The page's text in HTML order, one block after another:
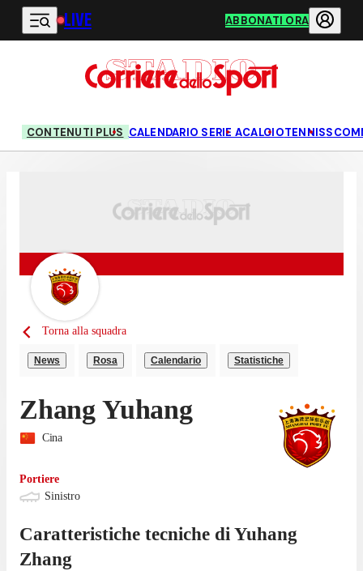
Vai al contenuto principale
LIVE ABBONATI ORA
CONTENUTI PLUS CALENDARIO SERIE ACALCIOTENNIS
Torna alla squadra
News Rosa Calendario Statistiche
Zhang Yuhang
Cina
Portiere
Sinistro
Caratteristiche tecniche di Yuhang
Zhang